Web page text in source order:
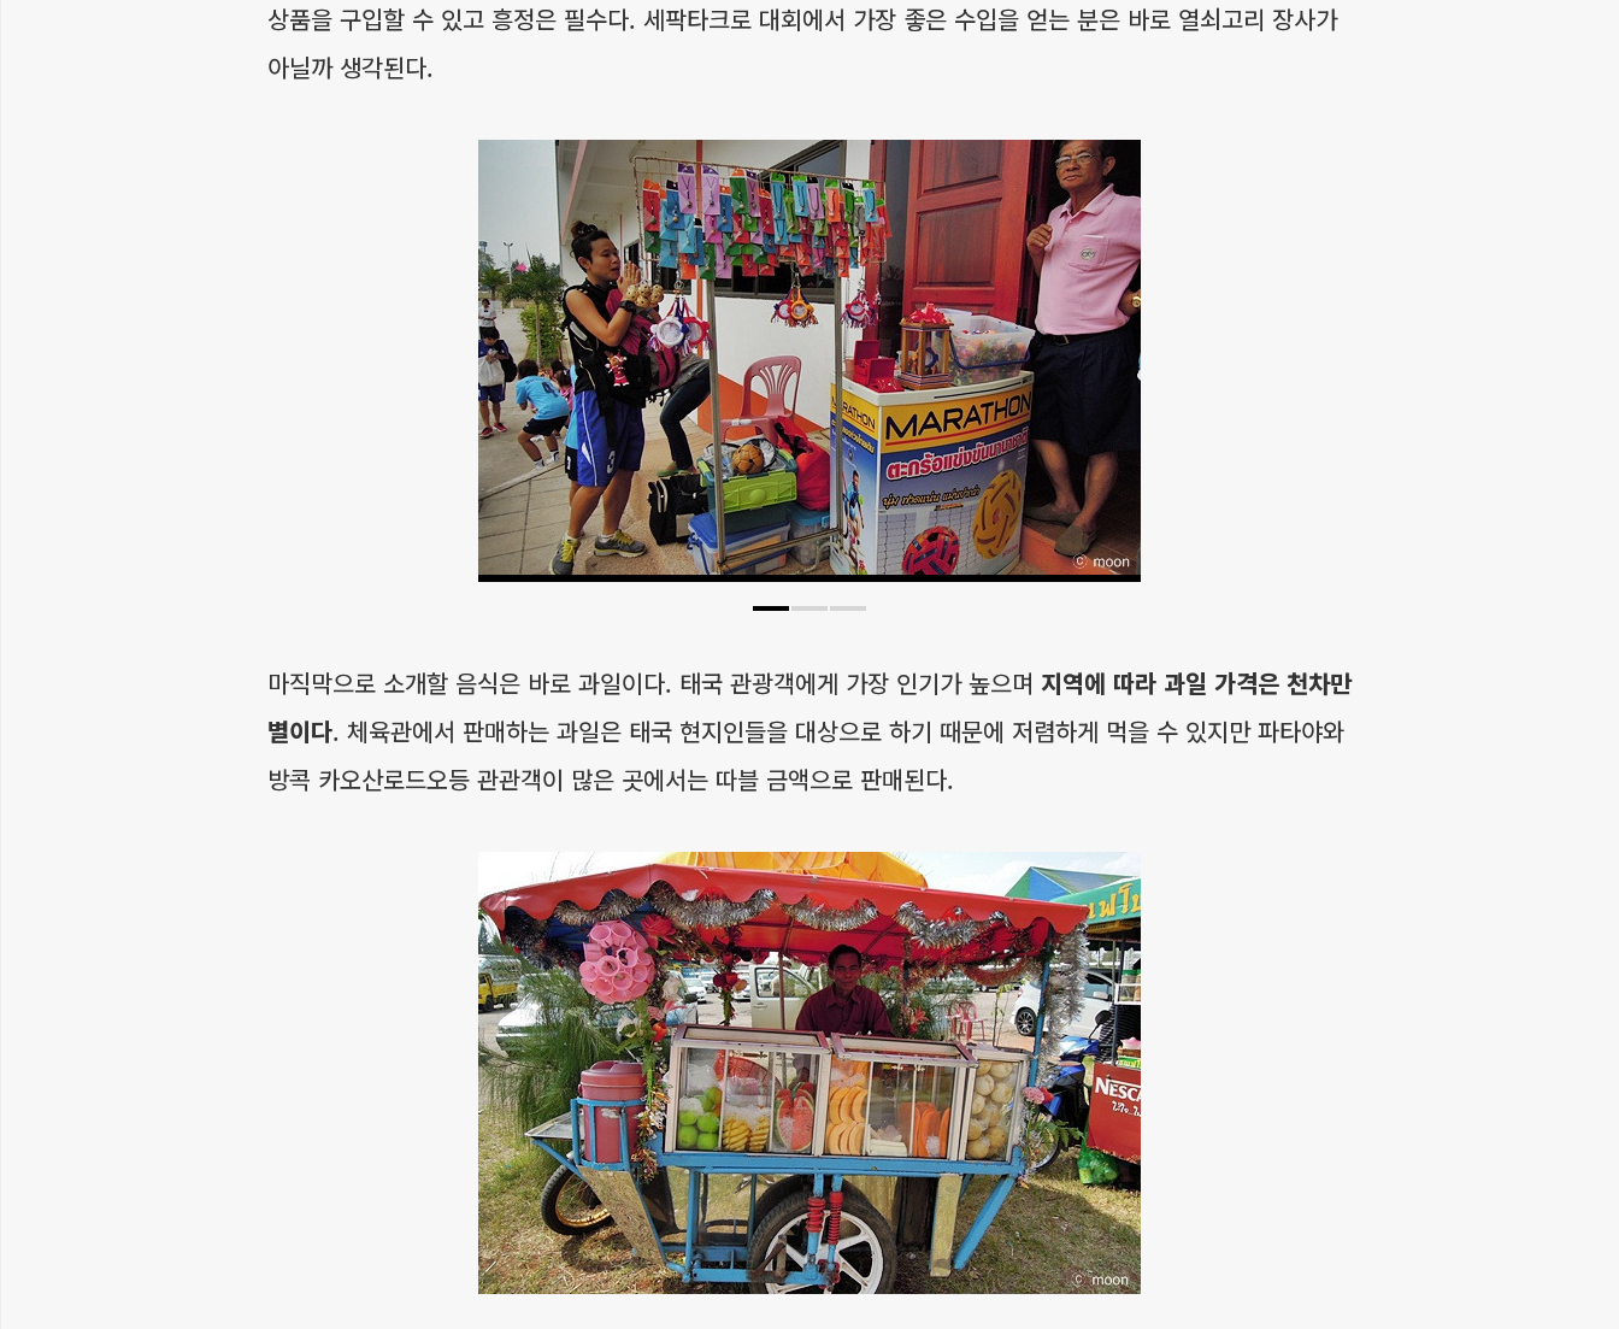
상품을 구입할 수 있고 흥정은 필수다. 세팍타크로 대회에서 가장 좋은 수입을 얻는 분은 바로 열쇠고리 장사가
아닐까 생각된다.
마직막으로 소개할 음식은 바로 과일이다. 태국 관광객에게 가장 인기가 높으며 지역에 따라 과일 가격은 천차만
별이다. 체육관에서 판매하는 과일은 태국 현지인들을 대상으로 하기 때문에 저렴하게 먹을 수 있지만 파타야와
방콕 카오산로드오등 관관객이 많은 곳에서는 따블 금액으로 판매된다.